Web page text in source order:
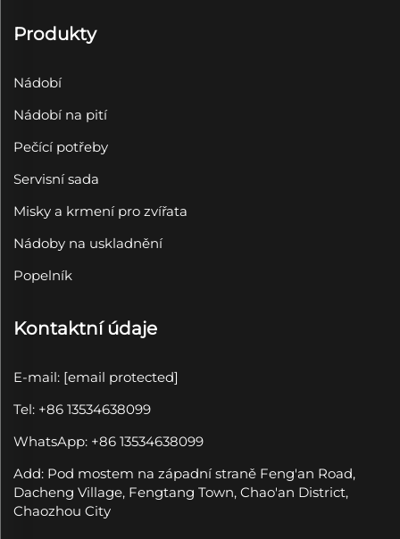
Produkty
Nádobí
Nádobí na pití
Pečící potřeby
Servisní sada
Misky a krmení pro zvířata
Nádoby na uskladnění
Popelník
Kontaktní údaje
E-mail: [email protected]
Tel: +86 13534638099
WhatsApp: +86 13534638099
Add: Pod mostem na západní straně Feng'an Road,
Dacheng Village, Fengtang Town, Chao'an District,
Chaozhou City